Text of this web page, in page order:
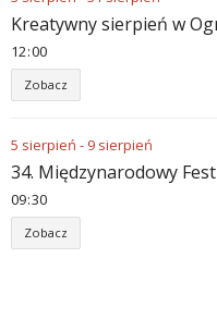
Kreatywny sierpień w
12:00
Zobacz
5 sierpień - 9 sierpień
34. Międzynarodowy
09:30
Zobacz